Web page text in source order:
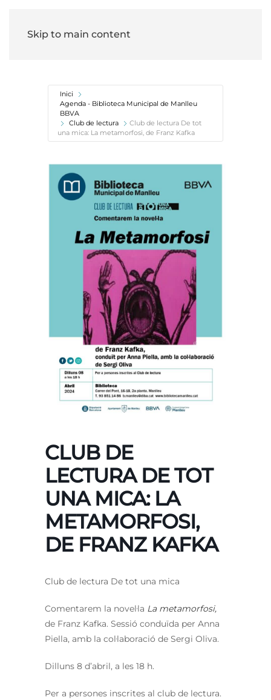
Skip to main content
Inici
Agenda - Biblioteca Municipal de Manlleu
BBVA
Club de lectura
Club de lectura De tot
una mica: La metamorfosi, de Franz Kafka
CLUB DE
LECTURA DE TOT
UNA MICA: LA
METAMORFOSI,
DE FRANZ KAFKA
Club de lectura De tot una mica
Comentarem la novel·la La metamorfosi,
de Franz Kafka. Sessió conduïda per Anna
Piella, amb la col·laboració de Sergi Oliva.
Dilluns 8 d’abril, a les 18 h.
Per a persones inscrites al club de lectura.